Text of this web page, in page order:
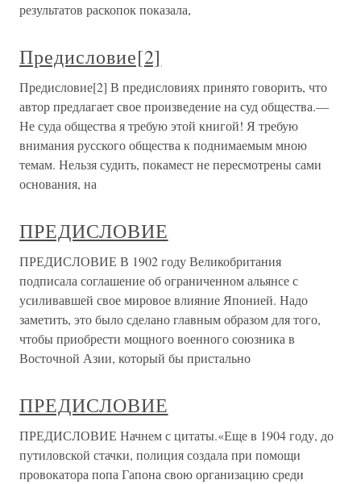
результатов раскопок показала,
Предисловие[2]
Предисловие[2] В предисловиях принято говорить, что
автор предлагает свое произведение на суд общества.—
Не суда общества я требую этой книгой! Я требую
внимания русского общества к поднимаемым мною
темам. Нельзя судить, покамест не пересмотрены сами
основания, на
ПРЕДИСЛОВИЕ
ПРЕДИСЛОВИЕ В 1902 году Великобритания
подписала соглашение об ограниченном альянсе с
усиливавшей свое мировое влияние Японией. Надо
заметить, это было сделано главным образом для того,
чтобы приобрести мощного военного союзника в
Восточной Азии, который бы пристально
ПРЕДИСЛОВИЕ
ПРЕДИСЛОВИЕ Начнем с цитаты.«Еще в 1904 году, до
путиловской стачки, полиция создала при помощи
провокатора попа Гапона свою организацию среди